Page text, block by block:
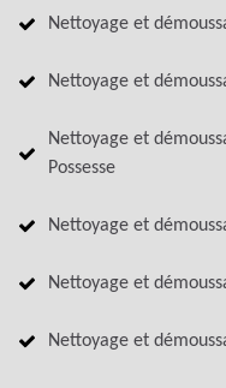
Nettoyage et
Nettoyage et
Nettoyage et
Possesse
Nettoyage et
Nettoyage et
Nettoyage et